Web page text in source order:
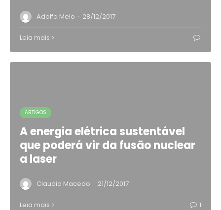
Adolfo Melo · 28/12/2017
Leia mais
ARTIGOS
A energia elétrica sustentável
que poderá vir da fusão nuclear
a laser
Claudio Macedo · 21/12/2017
Leia mais 1